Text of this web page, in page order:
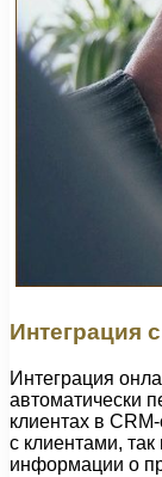
Интеграция
Интеграция
автоматически
клиентах в
с клиентами, так
информации о